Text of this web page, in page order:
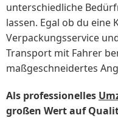
unterschiedliche
lassen. Egal ob du
Verpackungsservice
Transport mit Fahrer
maßgeschneidertes
Als professionelles
großen Wert auf